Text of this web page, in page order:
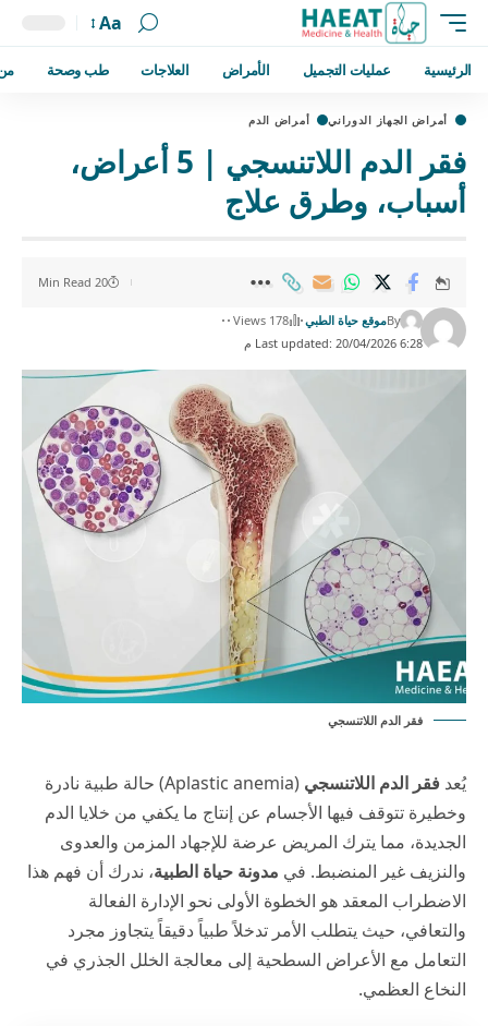
Aa
الرئيسية عمليات التجميل الأمراض العلاجات طب وصحة
أمراض الجهاز الدوراني أمراض الدم
فقر الدم اللاتنسجي | 5 أعراض،
أسباب، وطرق علاج
Last updated: 20/04/2026 6:28 م
Byموقع حياة الطبي 178 Views
20 Min Read
فقر الدم اللاتنسجي
يُعد فقر الدم اللاتنسجي
(Aplastic anemia) حالة طبية نادرة
وخطيرة تتوقف فيها الأجسام عن إنتاج ما يكفي من خلايا الدم
الجديدة، مما يترك المريض عرضة للإجهاد المزمن والعدوى
والنزيف غير المنضبط. في مدونة حياة الطبية، ندرك أن فهم هذا
الاضطراب المعقد هو الخطوة الأولى نحو الإدارة الفعالة
والتعافي، حيث يتطلب الأمر تدخلاً طبياً دقيقاً يتجاوز مجرد
التعامل مع الأعراض السطحية إلى معالجة الخلل الجذري في
النخاع العظمي.